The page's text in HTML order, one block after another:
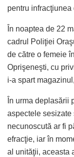
pentru infracţiunea
În noaptea de 22
cadrul Poliţiei
de către o femeie
Oprişeneşti, cu
i-a spart
În urma deplasării
aspectele sesizate
necunoscută ar fi
efracţie, iar în
al unităţii, aceasta